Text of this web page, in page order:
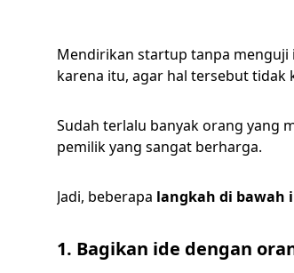
Mendirikan startup tanpa menguji
karena itu, agar hal tersebut tidak
Sudah terlalu banyak orang yang
pemilik yang sangat berharga.
Jadi, beberapa langkah di bawah
1. Bagikan ide dengan